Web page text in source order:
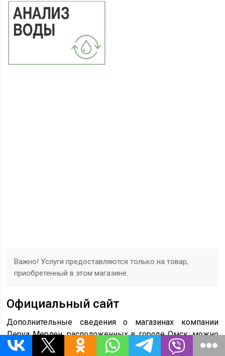
Важно! Услуги предоставляются только на товар,
приобретенный в этом магазине.
Официальный сайт
Дополнительные сведения о магазинах компании
Леруа Мерлен, расположенных в городе Омск, можно
получить, зайдя на сайт гипермаркета.